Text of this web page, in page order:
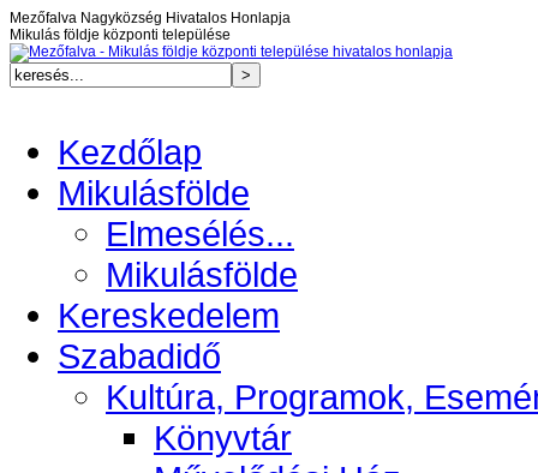
Mezőfalva Nagyközség Hivatalos Honlapja
Mikulás földje központi települése
Kezdőlap
Mikulásfölde
Elmesélés...
Mikulásfölde
Kereskedelem
Szabadidő
Kultúra, Programok,
Könyvtár